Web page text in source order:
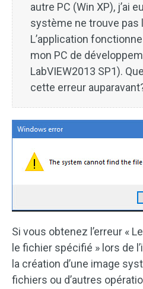
autre PC (Win XP), j’ai
système ne trouve pas
L’application
mon PC de
LabVIEW2013 SP1).
cette erreur
Si vous obtenez l’erreur «
le fichier spécifié » lors de
la création d’une image
fichiers ou d’autres